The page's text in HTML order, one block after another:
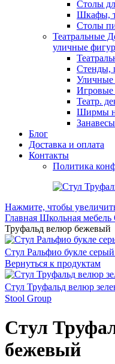
Столы
Шкафы,
Столы
Театральные
уличные
Стенды,
Игровые
Театр.
Ширмы
Блог
Доставка и оплата
Контакты
Политика
Нажмите, чтобы
Главная Школьная мебель
Труфальд велюр бежевый
Стул Ральфио букле серый
Вернуться к продуктам
Стул Труфальд велюр
Stool Group
Стул
бежевый